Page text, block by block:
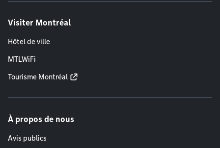
Visiter Montréal
Hôtel de ville
MTLWiFi
Tourisme Montréal
À propos de nous
Avis publics